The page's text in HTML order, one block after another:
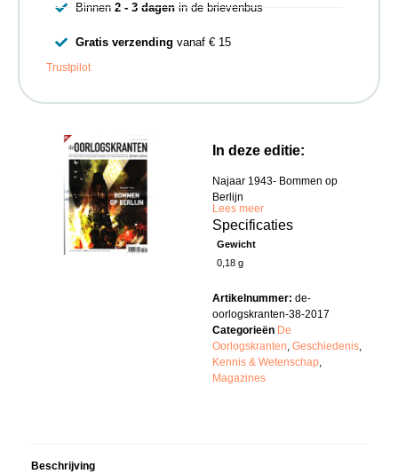
In deze editie:
Najaar 1943- Bommen op
Berlijn
Lees meer
Specificaties
Gewicht
0,18 g
Artikelnummer: de-
oorlogskranten-38-2017
Categorieën De
Oorlogskranten, Geschiedenis,
Kennis & Wetenschap,
Magazines
Beschrijving
Binnen 2 - 3 dagenin de brievenbus
Gratis verzending vanaf € 15
Trustpilot